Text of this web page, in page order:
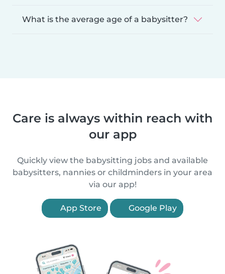
What is the average age of a babysitter?
Care is always within reach with
our app
Quickly view the babysitting jobs and available
babysitters, nannies or childminders in your area
via our app!
App Store Google Play